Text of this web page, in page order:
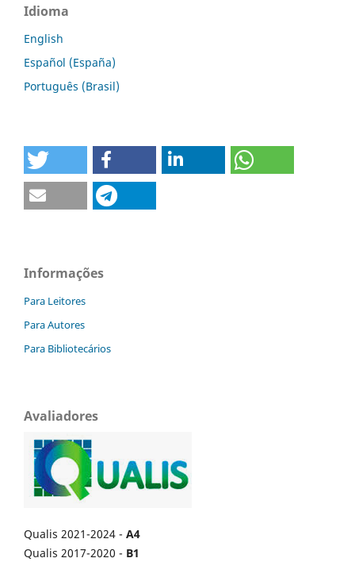
Idioma
English
Español (España)
Português (Brasil)
Informações
Para Leitores
Para Autores
Para Bibliotecários
Avaliadores
Qualis 2021-2024 - A4
Qualis 2017-2020 - B1